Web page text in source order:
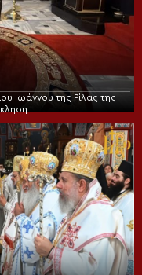
Ιωάννου της Ρίλας της